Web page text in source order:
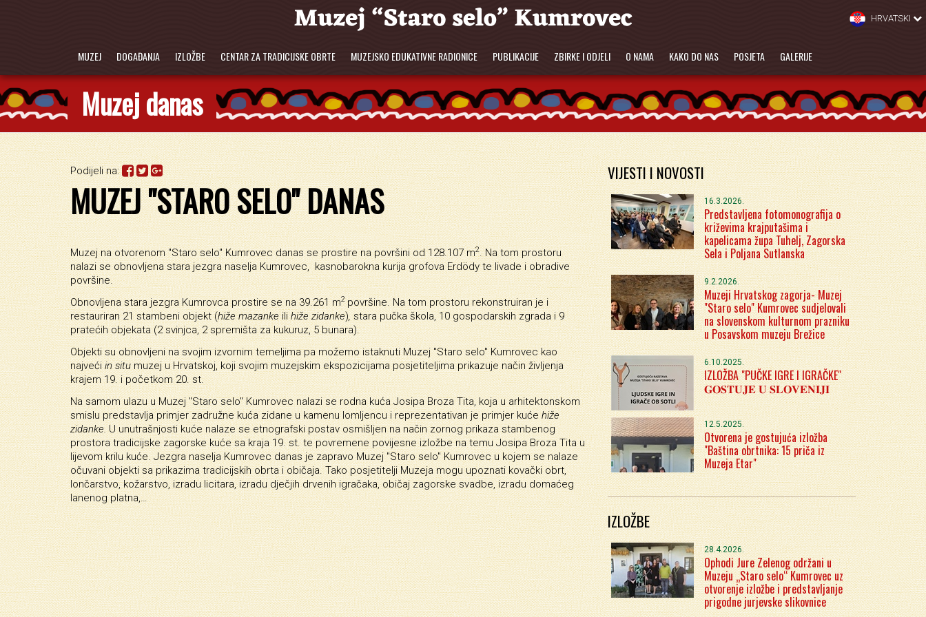
MUZEJ DOGAĐANJA IZLOŽBE CENTAR ZA TRADICIJSKE OBRTE MUZEJSKO EDUKATIVNE RADIONICE PUBLIKACIJE ZBIRKE I ODJELI O NAMA KAKO DO NAS POSJETA GALERIJE
HRVATSKI
Muzej danas
Podijeli na:
MUZEJ "STARO SELO" DANAS
Muzej na otvorenom "Staro selo" Kumrovec danas se prostire na površini od 128.107 m2. Na tom prostoru
nalazi se obnovljena stara jezgra naselja Kumrovec, kasnobarokna kurija grofova Erdödy te livade i obradive
površine.
Obnovljena stara jezgra Kumrovca prostire se na 39.261 m2površine. Na tom prostoru rekonstruiran je i
restauriran 21 stambeni objekt (hiže mazankeilihiže zidanke),stara pučka škola, 10 gospodarskih zgrada i 9
pratećih objekata (2 svinjca, 2 spremišta za kukuruz, 5 bunara).
Objekti su obnovljeni na svojim izvornim temeljima pa možemo istaknuti Muzej "Staro selo" Kumrovec kao
najvećiin situmuzej u Hrvatskoj, koji svojim muzejskim ekspozicijama posjetiteljima prikazuje način življenja
krajem 19. i početkom 20. st.
Na samom ulazu u Muzej "Staro selo" Kumrovec nalazi se rodna kuća Josipa Broza Tita, koja u arhitektonskom
smislu predstavlja primjer zadružne kuća zidane u kamenu lomljencu i reprezentativan je primjer kućehiže
zidanke.U unutrašnjosti kuće nalaze se etnografski postav osmišljen na način zornog prikaza stambenog
prostora tradicijske zagorske kuće sa kraja 19. st. te povremene povijesne izložbe na temu Josipa Broza Tita u
lijevom krilu kuće. Jezgra naselja Kumrovec danas je zapravo Muzej "Staro selo" Kumrovec u kojem se nalaze
očuvani objekti sa prikazima tradicijskih obrta i običaja. Tako posjetitelji Muzeja mogu upoznati kovački obrt,
lončarstvo, kožarstvo, izradu licitara, izradu dječjih drvenih igračaka, običaj zagorske svadbe, izradu domaćeg
lanenog platna,…
VIJESTI I NOVOSTI
16.3.2026.
Predstavljena fotomonografija o
križevima krajputašima i
kapelicama župa Tuhelj, Zagorska
Sela i Poljana Sutlanska
9.2.2026.
Muzeji Hrvatskog zagorja- Muzej
"Staro selo" Kumrovec sudjelovali
na slovenskom kulturnom prazniku
u Posavskom muzeju Brežice
6.10.2025.
IZLOŽBA "PUČKE IGRE I IGRAČKE"
𝐆𝐎𝐒𝐓𝐔𝐉𝐄 𝐔 𝐒𝐋𝐎𝐕𝐄𝐍𝐈𝐉𝐈
12.5.2025.
Otvorena je gostujuća izložba
"Baština obrtnika: 15 priča iz
Muzeja Etar"
IZLOŽBE
28.4.2026.
Ophodi Jure Zelenog održani u
Muzeju „Staro selo“ Kumrovec uz
otvorenje izložbe i predstavljanje
prigodne jurjevske slikovnice